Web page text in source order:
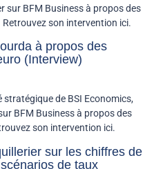
sur BFM Business à propos des
son intervention ici.
à propos des
(Interview)
de BSI Economics,
BFM Business à propos des
son intervention ici.
sur les chiffres de
de taux